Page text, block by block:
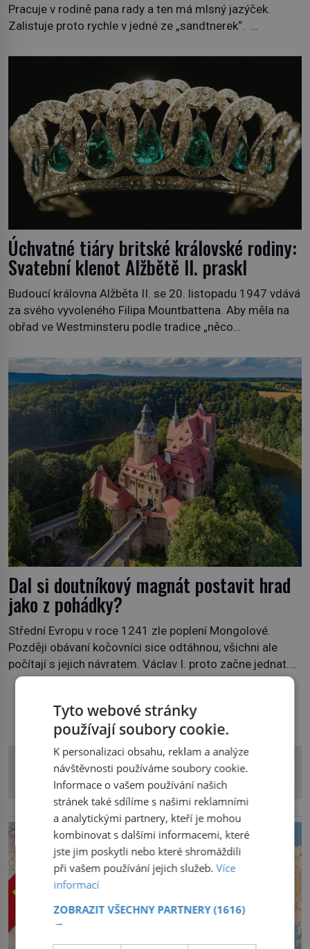
Pracuje v rodině pana rady a ten má mlsný jazýček.
Zalistuje proto rychle v jedné ze „sandtnerek“.
povzdechne si směrem ke služce, kterou má v kuchyni k
ruce. Ještě v prvních letech nové republiky fungoval kvůli
nedostatku zboží přídělový systém. […]
Úchvatné tiáry britské královské rodiny:
Svatební klenot Alžbětě II. praskl
Budoucí královna Alžběta II. se 20. listopadu 1947 vdává
za svého vyvoleného Filipa Mountbattena. Aby měla na
obřad ve Westminsteru podle tradice „něco
soukromé kolekce – diamantovou tiáru královny Marie.
„Je to ošklivá špičatá tiára,“ zhodnotil klenot britský
politik Sir Henry Channon (1897–1958), když si […]
Dal si doutníkový magnát postavit hrad
jako z pohádky?
Střední Evropu v roce 1241 zle poplení Mongolové.
Později obávaní kočovníci sice odtáhnou, všichni ale
počítají s jejich návratem. Václav I. proto začne jednat.
Na další případné řádění barbarů z východu se chce
přijme opatření, která mají posílit obranu jeho království.
Zajistit hodlá především severní hranici. Na […]
DALŠÍ ČLÁNKY Z RUBRIKY
Tyto webové stránky
používají soubory cookie.
K personalizaci obsahu, reklam a analýze
návštěvnosti používáme soubory cookie.
Informace o vašem používání našich
stránek také sdílíme s našimi reklamními
a analytickými partnery, kteří je mohou
kombinovat s dalšími informacemi, které
jste jim poskytli nebo které shromáždili
při vašem používání jejich služeb.Více
informací
ZOBRAZIT VŠECHNY PARTNERY(1616)
→